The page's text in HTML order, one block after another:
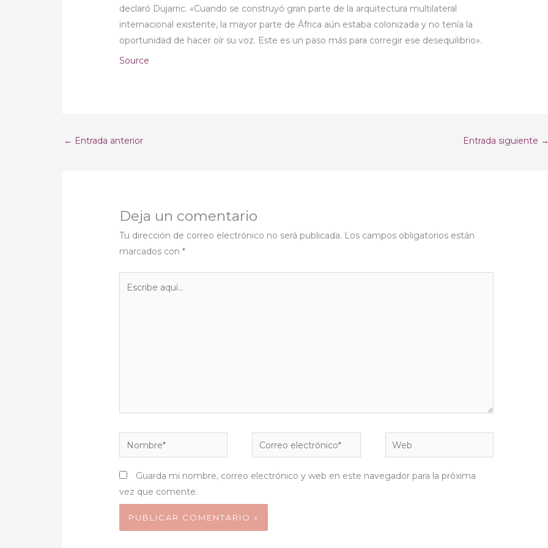
declaró Dujarric. «Cuando se construyó gran parte de la arquitectura multilateral
internacional existente, la mayor parte de África aún estaba colonizada y no tenía la
oportunidad de hacer oír su voz. Este es un paso más para corregir ese desequilibrio».
Source
← Entrada anterior Entrada siguiente →
Deja un comentario
Tu dirección de correo electrónico no será publicada. Los campos obligatorios están
marcados con*
Nombre*
Correo
electrónico*
Web
Guarda mi nombre, correo electrónico y web en este navegador para la próxima
vez que comente.